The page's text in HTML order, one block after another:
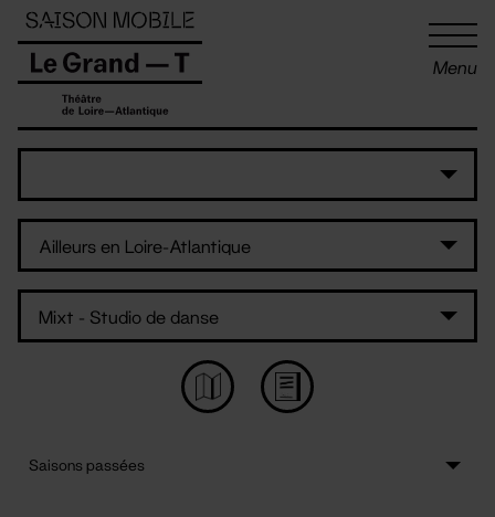
Menu
Panneau de gestion des cookies